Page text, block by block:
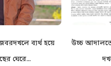
ব্যর্থ হয়ে
ঘেরে...
উচ্চ